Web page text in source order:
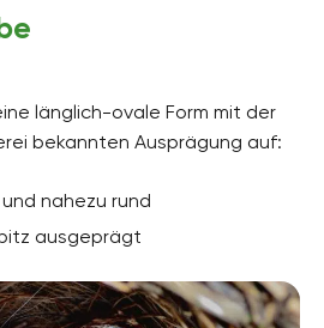
länglich-ovale Form mit der
bekannten Ausprägung auf:
nahezu rund
ausgeprägt